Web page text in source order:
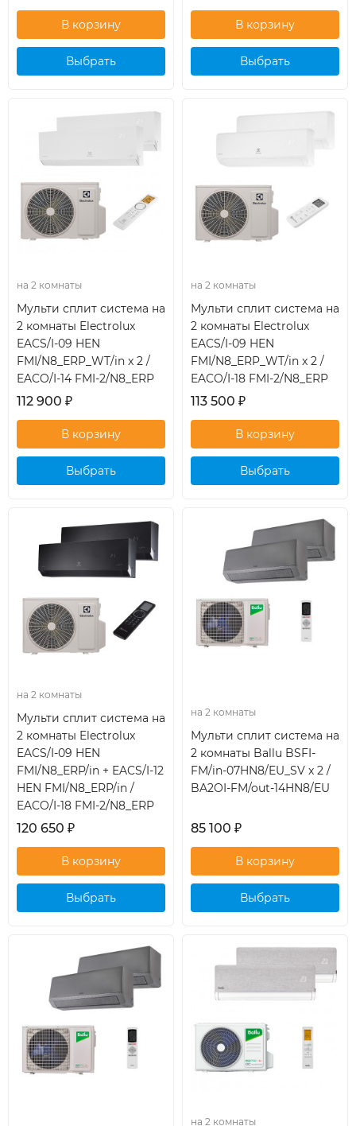
Выбрать
Выбрать
на 2 комнаты
Мульти сплит система на
2 комнаты Electrolux
EACS/I-09 HEN
FMI/N8_ERP_WT/in x 2 /
EACO/I-14 FMI-2/N8_ERP
112 900 ₽
Выбрать
на 2 комнаты
Мульти сплит система на
2 комнаты Electrolux
EACS/I-09 HEN
FMI/N8_ERP_WT/in x 2 /
EACO/I-18 FMI-2/N8_ERP
113 500 ₽
Выбрать
на 2 комнаты
Мульти сплит система на
2 комнаты Electrolux
EACS/I-09 HEN
FMI/N8_ERP/in + EACS/I-12
HEN FMI/N8_ERP/in /
EACO/I-18 FMI-2/N8_ERP
120 650 ₽
Выбрать
на 2 комнаты
Мульти сплит система на
2 комнаты Ballu BSFI-
FM/in-07HN8/EU_SV x 2 /
BA2OI-FM/out-14HN8/EU
85 100 ₽
Выбрать
на 2 комнаты